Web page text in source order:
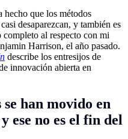
hecho que los métodos
desaparezcan, y también es
al respecto con mi
Harrison, el año pasado.
describe los entresijos de
innovación abierta en
han movido en
ese no es el fin del